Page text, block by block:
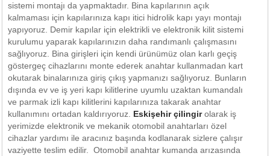
sistemi montajı da yapmaktadır. Bina kapılarının açık
kalmaması için kapılarınıza kapı itici hidrolik kapı yayı montajı
yapıyoruz. Demir kapılar için elektrikli ve elektronik kilit sistemi
kurulumu yaparak kapılarınızın daha randımanlı çalışmasını
sağlıyoruz. Bina girişleri için kendi ürünümüz olan karlı geçiş
göstergeç cihazlarını monte ederek anahtar kullanmadan kart
okutarak binalarınıza giriş çıkış yapmanızı sağlıyoruz. Bunların
dışında ev ve iş yeri kapı kilitlerine uyumlu uzaktan kumandalı
ve parmak izli kapı kilitlerini kapılarınıza takarak anahtar
kullanımını ortadan kaldırıyoruz. Eskişehir çilingirolarak iş
yerimizde elektronik ve mekanik otomobil anahtarları özel
cihazlar yardımı ile aracınız başında kodlanarak sizlere çalışır
vaziyette teslim edilir. Otomobil anahtar kumanda arızasında